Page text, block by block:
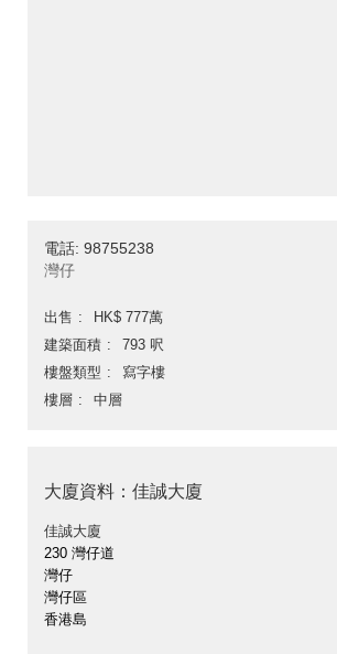
電話: 98755238
灣仔
出售
HK$ 777萬
建築面積
793 呎
樓盤類型
寫字樓
樓層
中層
大廈資料：佳誠大廈
佳誠大廈
230 灣仔道
灣仔
灣仔區
香港島